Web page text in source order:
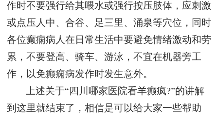
作时不要强行给其喂水或强行按压肢体，应刺激
或点压人中、合谷、足三里、涌泉等穴位，同时
各位癫痫病人在日常生活中要避免情绪激动和劳
累，不要登高、骑车、游泳，不宜在机器旁工
作，以免癫痫病发作时发生意外。
上述关于“四川哪家医院看羊癫疯?”的讲解
到这里就结束了，相信是可以给大家一些帮助